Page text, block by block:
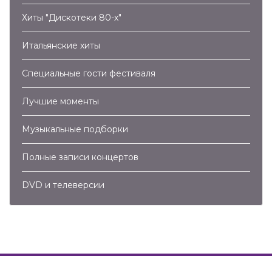
Хиты "Дискотеки 80-х"
Итальянские хиты
Специальные гости фестиваля
Лучшие моменты
Музыкальные подборки
Полные записи концертов
DVD и телеверсии